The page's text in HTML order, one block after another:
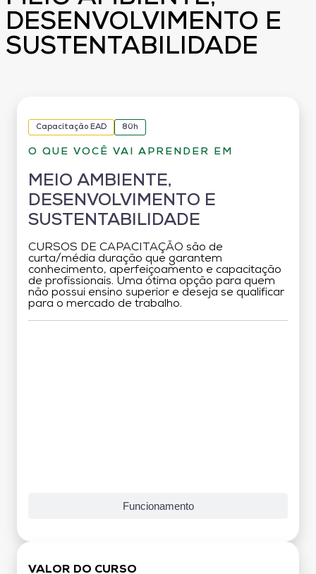
DESENVOLVIMENTO E
SUSTENTABILIDADE
Capacitação EAD 80h
O QUE VOCÊ VAI APRENDER EM
MEIO AMBIENTE,
DESENVOLVIMENTO E
SUSTENTABILIDADE
CURSOS DE CAPACITAÇÃO são de
curta/média duração que garantem
conhecimento, aperfeiçoamento e capacitação
de profissionais. Uma ótima opção para quem
não possui ensino superior e deseja se qualificar
para o mercado de trabalho.
Funcionamento
VALOR DO CURSO